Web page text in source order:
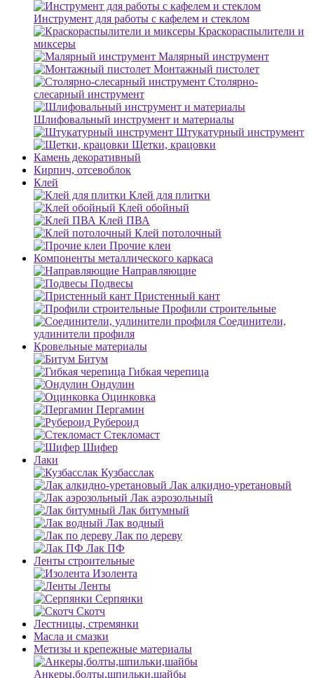
Инструмент для работы с кафелем и стеклом
Краскораспылители и
миксеры
Малярный инструмент
Монтажный пистолет
Столярно-
слесарный инструмент
Шлифовальный инструмент и материалы
Штукатурный инструмент
Щетки, крацовки
Камень декоративный
Кирпич, отсевоблок
Клей
Клей для плитки
Клей обойный
Клей ПВА
Клей потолочный
Прочие клеи
Компоненты металлического каркаса
Направляющие
Подвесы
Пристенный кант
Профили строительные
Соединители,
удлинители профиля
Кровельные материалы
Битум
Гибкая черепица
Ондулин
Оцинковка
Пергамин
Рубероид
Стекломаст
Шифер
Лаки
Кузбасслак
Лак алкидно-уретановый
Лак аэрозольный
Лак битумный
Лак водный
Лак по дереву
Лак ПФ
Ленты строительные
Изолента
Ленты
Серпянки
Скотч
Лестницы, стремянки
Масла и смазки
Метизы и крепежные материалы
Анкеры,болты,шпильки,шайбы